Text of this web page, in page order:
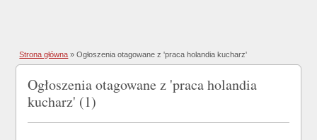
Strona główna »Ogłoszenia otagowane z 'praca holandia kucharz'
Ogłoszenia otagowane z 'praca holandia
kucharz' (1)